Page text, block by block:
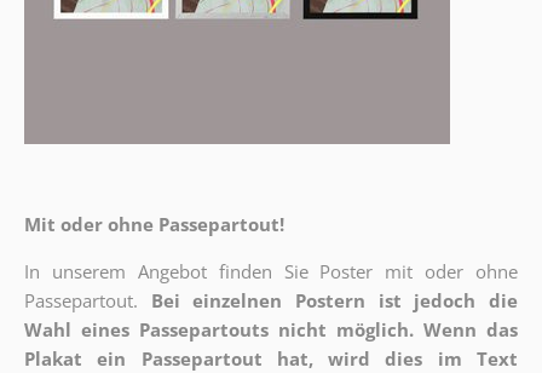
Mit oder ohne Passepartout!
In unserem Angebot finden Sie Poster mit oder ohne
Passepartout.
Bei einzelnen Postern ist jedoch die
Wahl eines Passepartouts nicht möglich. Wenn das
Plakat ein Passepartout hat, wird dies im Text